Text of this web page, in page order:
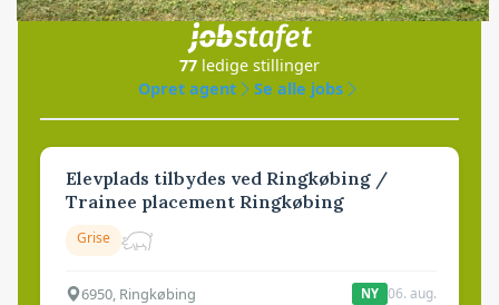
i samarbejde med
77 ledige stillinger
Opret agent
Se alle jobs
Elevplads tilbydes ved Ringkøbing /
Trainee placement Ringkøbing
Grise
6950, Ringkøbing NY 06. aug.